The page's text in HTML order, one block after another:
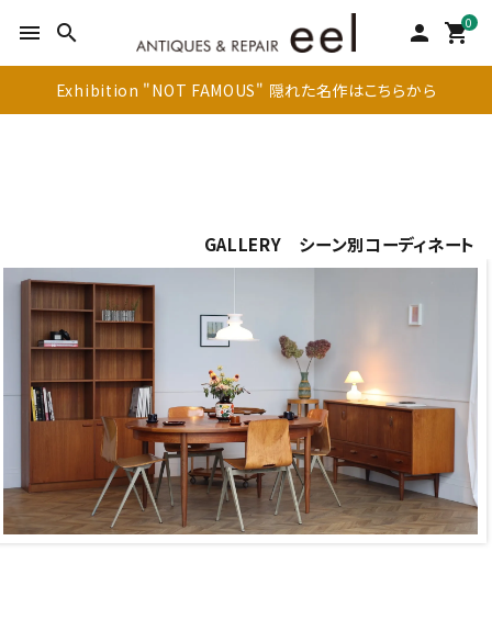
menu search person 0
shopping_cart
Exhibition "NOT FAMOUS" 隠れた名作はこちらから
search
新着商品
アイテムを探す
テーブル
キャビネット
GALLERY シーン別コーディネート